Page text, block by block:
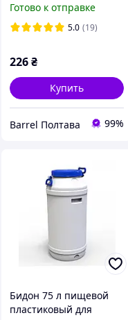
прокладки под
крышкой)
Готово к отправке
5.0 (19)
226₴
Купить
Barrel Полтава 99%
Бидон 75 л пищевой
пластиковый для